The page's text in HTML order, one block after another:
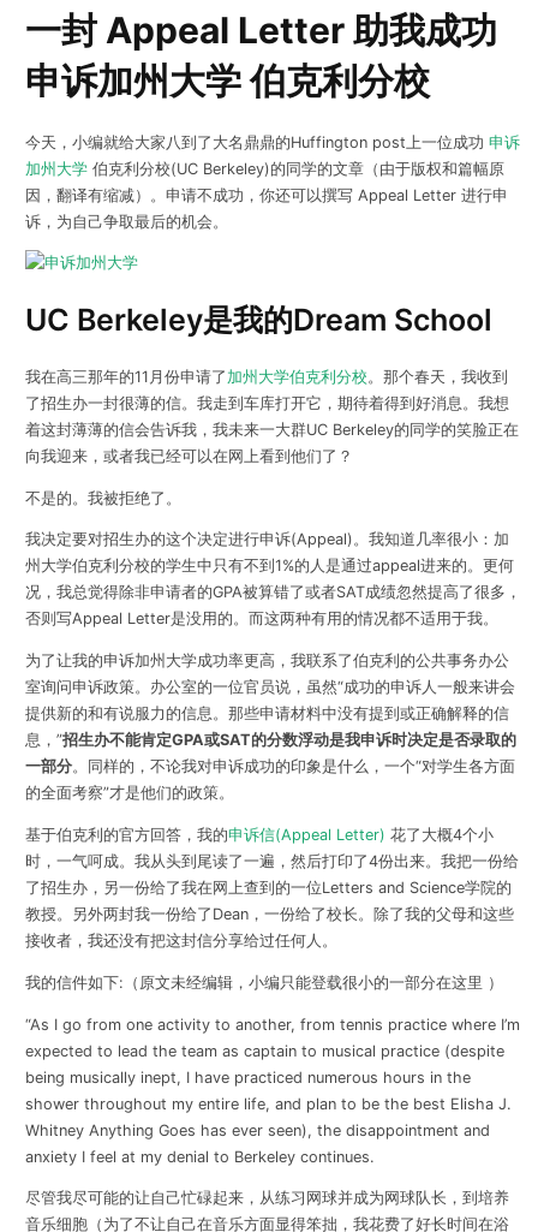
一封 Appeal Letter 助我成功
申诉加州大学 伯克利分校
今天，小编就给大家八到了大名鼎鼎的Huffington post上一位成功 申诉
加州大学伯克利分校(UC Berkeley)的同学的文章（由于版权和篇幅原
因，翻译有缩减）。申请不成功，你还可以撰写 Appeal Letter 进行申
诉，为自己争取最后的机会。
UC Berkeley是我的Dream School
我在高三那年的11月份申请了 加州大学伯克利分校 。那个春天，我收到
了招生办一封很薄的信。我走到车库打开它，期待着得到好消息。我想
着这封薄薄的信会告诉我，我未来一大群UC Berkeley的同学的笑脸正在
向我迎来，或者我已经可以在网上看到他们了？
不是的。我被拒绝了。
我决定要对招生办的这个决定进行申诉(Appeal)。我知道几率很小：加
州大学伯克利分校的学生中只有不到1%的人是通过appeal进来的。更何
况，我总觉得除非申请者的GPA被算错了或者SAT成绩忽然提高了很多，
否则写Appeal Letter是没用的。而这两种有用的情况都不适用于我。
为了让我的申诉加州大学成功率更高，我联系了伯克利的公共事务办公
室询问申诉政策。办公室的一位官员说，虽然“成功的申诉人一般来讲会
提供新的和有说服力的信息。那些申请材料中没有提到或正确解释的信
息，”招生办不能肯定GPA或SAT的分数浮动是我申诉时决定是否录取的
一部分。 同样的，不论我对申诉成功的印象是什么， 一个“对学生各方面
的全面考察”才是他们的政策。
基于伯克利的官方回答，我的申诉信(Appeal Letter) 花了大概4个小
时， 一气呵成。我从头到尾读了一遍， 然后打印了4份出来。 我把一份给
了招生办，另一份给了我在网上查到的一位Letters and Science学院的
教授。另外两封我一份给了Dean，一份给了校长。除了我的父母和这些
接收者，我还没有把这封信分享给过任何人。
我的信件如下:（原文未经编辑，小编只能登载很小的一部分在这里 ）
“As I go from one activity to another, from tennis practice where I’m
expected to lead the team as captain to musical practice (despite
being musically inept, I have practiced numerous hours in the
shower throughout my entire life, and plan to be the best Elisha J.
Whitney Anything Goes has ever seen), the disappointment and
anxiety I feel at my denial to Berkeley continues.
尽管我尽可能的让自己忙碌起来，从练习网球并成为网球队长，到培养
音乐细胞（为了不让自己在音乐方面显得笨拙，我花费了好长时间在浴